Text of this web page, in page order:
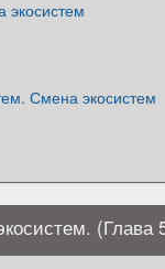
экосистем
Смена экосистем
(Глава